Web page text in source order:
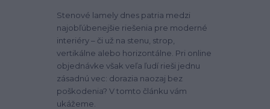
Stenové lamely dnes patria medzi
najobľúbenejšie riešenia pre moderné
interiéry – či už na stenu, strop,
vertikálne alebo horizontálne. Pri online
objednávke však veľa ľudí rieši jednu
zásadnú vec: dorazia naozaj bez
poškodenia? V tomto článku vám
ukážeme.